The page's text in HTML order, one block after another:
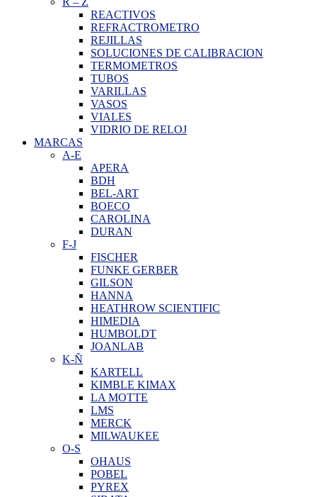
REACTIVOS
REFRACTROMETRO
REJILLAS
SOLUCIONES DE CALIBRACION
TERMOMETROS
TUBOS
VARILLAS
VASOS
VIALES
VIDRIO DE RELOJ
MARCAS
A-E
APERA
BDH
BEL-ART
BOECO
CAROLINA
DURAN
F-J
FISCHER
FUNKE GERBER
GILSON
HANNA
HEATHROW SCIENTIFIC
HIMEDIA
HUMBOLDT
JOANLAB
K-Ñ
KARTELL
KIMBLE KIMAX
LA MOTTE
LMS
MERCK
MILWAUKEE
O-S
OHAUS
POBEL
PYREX